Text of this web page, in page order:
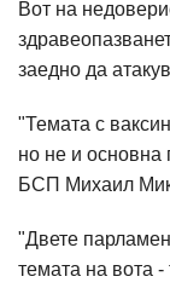
Вот на
заедно да
"Темата с
но не и основна
БСП Михаил
"Двете
темата на вота